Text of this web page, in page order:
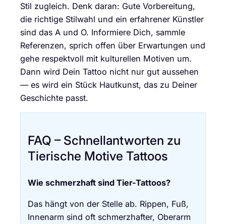
Stil zugleich. Denk daran: Gute Vorbereitung,
die richtige Stilwahl und ein erfahrener Künstler
sind das A und O. Informiere Dich, sammle
Referenzen, sprich offen über Erwartungen und
gehe respektvoll mit kulturellen Motiven um.
Dann wird Dein Tattoo nicht nur gut aussehen
— es wird ein Stück Hautkunst, das zu Deiner
Geschichte passt.
FAQ – Schnellantworten zu
Tierische Motive Tattoos
Wie schmerzhaft sind Tier-Tattoos?
Das hängt von der Stelle ab. Rippen, Fuß,
Innenarm sind oft schmerzhafter, Oberarm